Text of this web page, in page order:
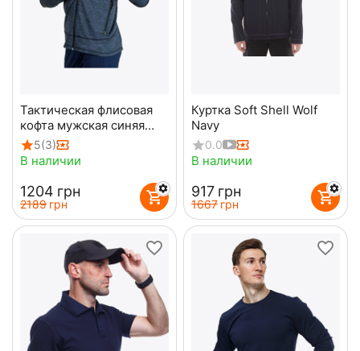
Тактическая флисовая
кофта мужская синяя
Ermine Navy
5(3)
В наличии
‍1204‍ грн
‍2189‍ грн
Куртка Soft Shell Wolf
Navy
0.0
В наличии
‍917‍ грн
‍1667‍ грн